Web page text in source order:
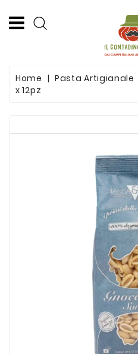
Frutta
Formaggi
Home Pasta Artigianale
x 12pz